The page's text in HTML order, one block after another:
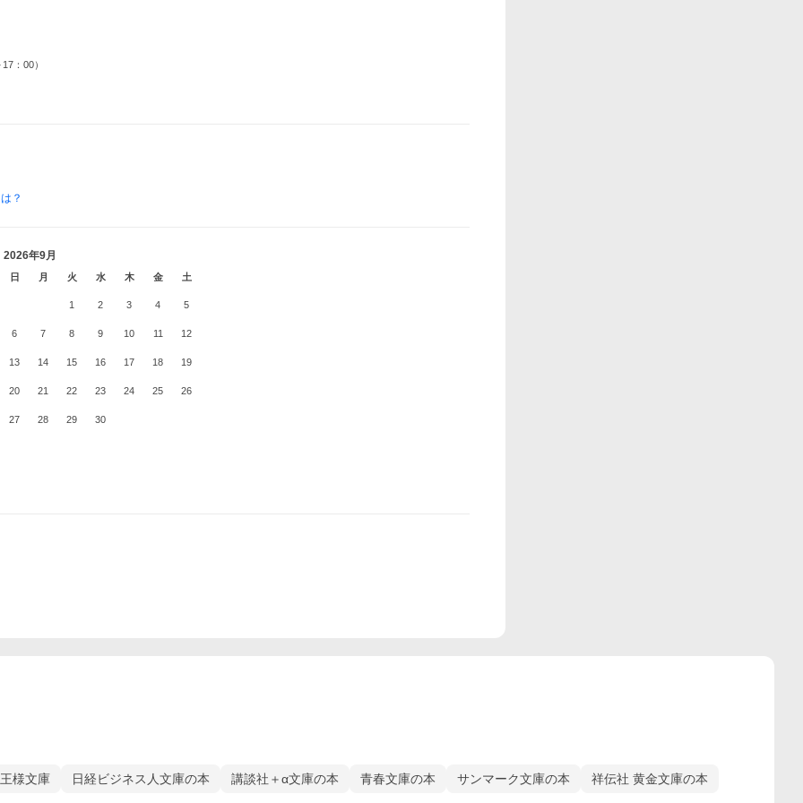
：00）
？
2026年9月
日 月 火 水 木 金 土
1 2 3 4 5
6 7 8 9 10 11 12
13 14 15 16 17 18 19
20 21 22 23 24 25 26
27 28 29 30
様文庫 日経ビジネス人文庫の本 講談社＋α文庫の本 青春文庫の本 サンマーク文庫の本 祥伝社 黄金文庫の本